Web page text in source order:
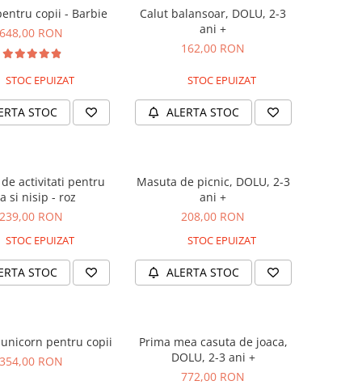
copii - Barbie
648,00 RON
STOC EPUIZAT
STOC
Calut balansoar, DOLU, 2-3
ani +
162,00 RON
STOC EPUIZAT
ALERTA STOC
activitati pentru
si nisip - roz
239,00 RON
STOC EPUIZAT
STOC
Masuta de picnic, DOLU, 2-3
ani +
208,00 RON
STOC EPUIZAT
ALERTA STOC
pentru copii
354,00 RON
Prima mea casuta de joaca,
DOLU, 2-3 ani +
772,00 RON